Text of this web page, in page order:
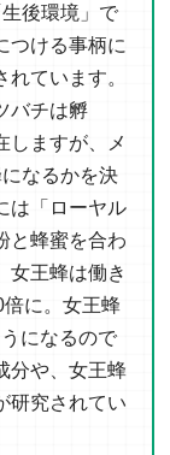
後環境」で
つける事柄に
ています。
バチは孵
しますが、メ
なるかを決
は「ローヤル
と蜂蜜を合わ
女王蜂は働き
に。女王蜂
になるので
分や、女王蜂
研究されてい